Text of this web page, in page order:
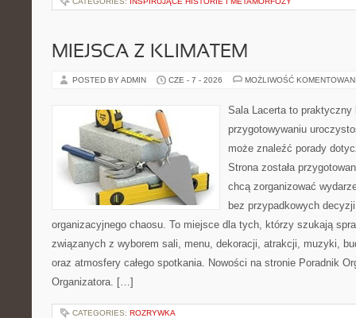
MIEJSCA Z KLIMATEM
POSTED BY ADMIN CZE - 7 - 2026 MOŻLIWOŚĆ
Sala Lacerta to praktyczny
przygotowywaniu
może znaleźć porady
Strona została
chcą zorganizować
bez przypadkowych
organizacyjnego chaosu. To miejsce dla tych, którzy szukają
związanych z wyborem sali, menu, dekoracji, atrakcji, muzyki,
oraz atmosfery całego spotkania. Nowości na stronie Poradnik
Organizatora. […]
CATEGORIES: ROZRYWKA